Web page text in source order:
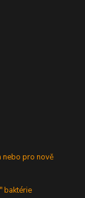
nebo pro nově
baktérie